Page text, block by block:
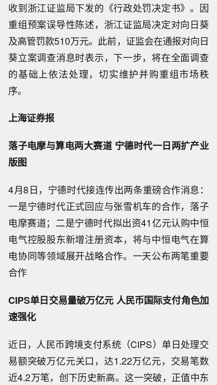
收到浙江证监局下发的《行政处罚决定书》。因
重组预案误导性陈述，浙江证监局决定对向日葵
及高管罚款510万元。此前，证监会在通报对向日
葵立案调查消息时表示，下一步，将在全面调查
的基础上依法处理，切实维护并购重组市场秩
序。
上海证券报
落子电摩与算电两大赛道 宁德时代一日两扩产业
版图
4月8日，宁德时代接连传出两条重磅合作消息：
一是宁德时代正式回应与张雪机车的合作，落子
电摩赛道；二是宁德时代拟出资41亿元认购中恒
电气控股股东新增注册资本，将与中恒电气在算
电协同等领域展开战略合作。一天公布两笔重要
合作
CIPS单日交易量破万亿元 人民币国际支付角色加
速强化
近日，人民币跨境支付系统（CIPS）单日处理交
易额突破万亿元关口，达1.22万亿元，交易笔数
近4.2万笔，创下历史新高。这一突破，正值中东